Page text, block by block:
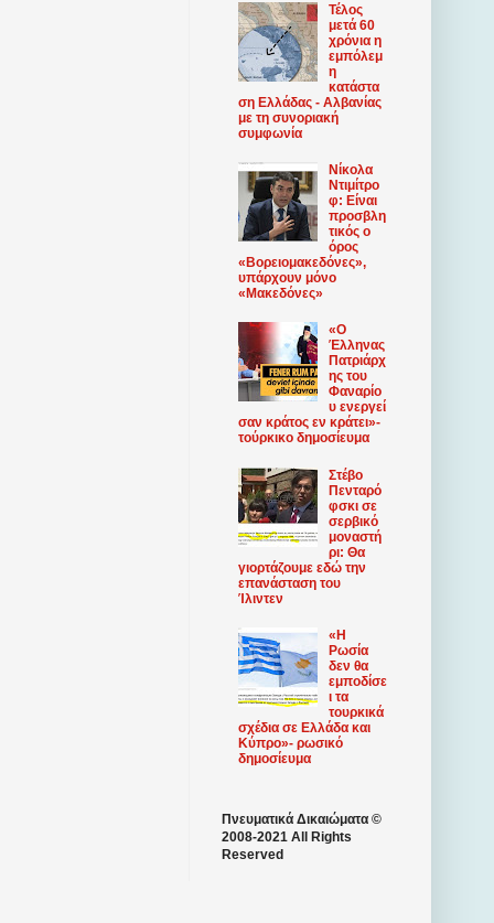
Τέλος
μετά 60
χρόνια η
εμπόλεμ
η
κατάστα
ση Ελλάδας - Αλβανίας
με τη συνοριακή
συμφωνία
Νίκολα
Ντιμίτρο
φ: Είναι
προσβλη
τικός ο
όρος
«Βορειομακεδόνες»,
υπάρχουν μόνο
«Μακεδόνες»
«Ο
Έλληνας
Πατριάρχ
ης του
Φαναρίο
υ ​​ενεργεί
σαν κράτος εν κράτει»-
τούρκικο δημοσίευμα
Στέβο
Πενταρό
φσκι σε
σερβικό
μοναστή
ρι: Θα
γιορτάζουμε εδώ την
επανάσταση του
Ίλιντεν
«Η
Ρωσία
δεν θα
εμποδίσε
ι τα
τουρκικά
σχέδια σε Ελλάδα και
Κύπρο»- ρωσικό
δημοσίευμα
Πνευματικά Δικαιώματα ©
2008-2021 All Rights
Reserved